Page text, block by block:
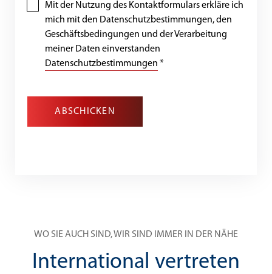
Mit der Nutzung des Kontaktformulars erkläre ich
mich mit den Datenschutzbestimmungen, den
Geschäftsbedingungen und der Verarbeitung
meiner Daten einverstanden
Datenschutzbestimmungen *
ABSCHICKEN
WO SIE AUCH SIND, WIR SIND IMMER IN DER NÄHE
International vertreten